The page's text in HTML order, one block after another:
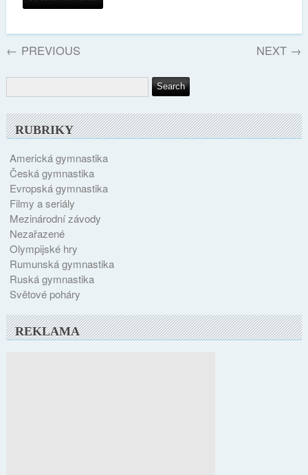
← PREVIOUS NEXT →
RUBRIKY
Americká gymnastika
Česká gymnastika
Evropská gymnastika
Filmy a seriály
Mezinárodní závody
Nezařazené
Olympijské hry
Rumunská gymnastika
Ruská gymnastika
Světové poháry
REKLAMA